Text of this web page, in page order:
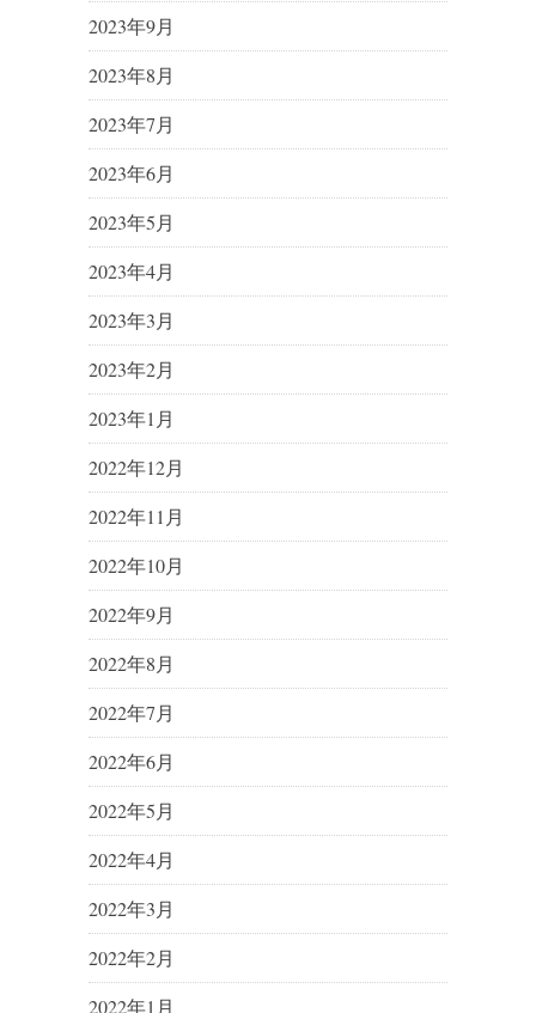
2023年9月
2023年8月
2023年7月
2023年6月
2023年5月
2023年4月
2023年3月
2023年2月
2023年1月
2022年12月
2022年11月
2022年10月
2022年9月
2022年8月
2022年7月
2022年6月
2022年5月
2022年4月
2022年3月
2022年2月
2022年1月